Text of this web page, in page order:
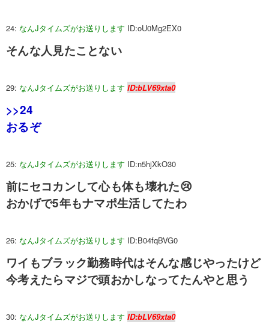
24: なんJタイムズがお送りします ID:oU0Mg2EX0
そんな人見たことない
29: なんJタイムズがお送りします ID:bLV69xta0
>>24
おるぞ
25: なんJタイムズがお送りします ID:n5hjXkO30
前にセコカンして心も体も壊れた😢
おかげで5年もナマポ生活してたわ
26: なんJタイムズがお送りします ID:B04fqBVG0
ワイもブラック勤務時代はそんな感じやったけど
今考えたらマジで頭おかしなってたんやと思う
30: なんJタイムズがお送りします ID:bLV69xta0